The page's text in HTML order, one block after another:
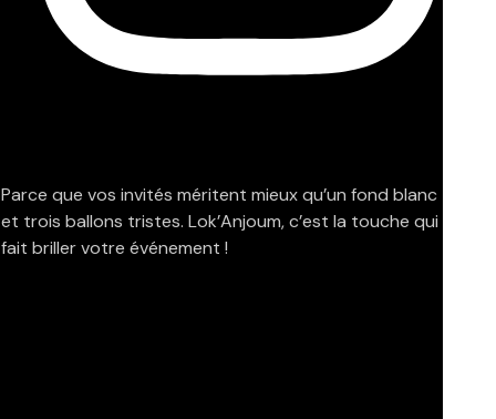
Parce que vos invités méritent mieux qu’un fond blanc
et trois ballons tristes. Lok’Anjoum, c’est la touche qui
fait briller votre événement !